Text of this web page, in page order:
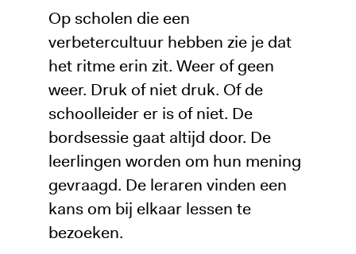
Op scholen die een
verbetercultuur hebben zie je dat
het ritme erin zit. Weer of geen
weer. Druk of niet druk. Of de
schoolleider er is of niet. De
bordsessie gaat altijd door. De
leerlingen worden om hun mening
gevraagd. De leraren vinden een
kans om bij elkaar lessen te
bezoeken.